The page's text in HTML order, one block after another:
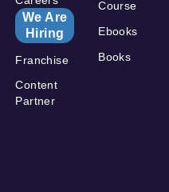
We Are
Hiring
Franchise
Content
Partner
Course
Ebooks
Books